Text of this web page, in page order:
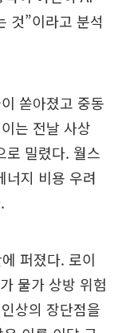
것”이라고 분석
쏟아졌고 중동
는 전날 사상
로 밀렸다. 월스
너지 비용 우려
퍼졌다. 로이
물가 상방 위험
상의 장단점을